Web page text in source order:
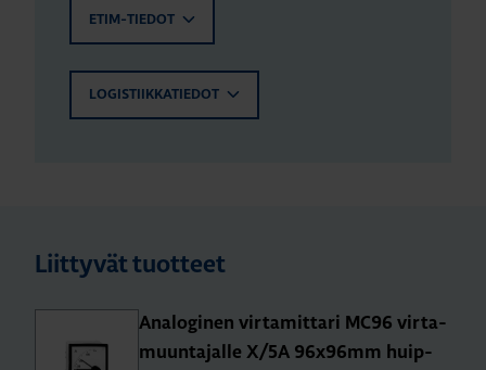
ETIM-TIEDOT
LOGISTIIKKATIEDOT
Liittyvät tuotteet
Ana­lo­gi­nen vir­ta­mit­ta­ri MC96 vir­ta­
muun­ta­jal­le X/5A 96x96mm huip­